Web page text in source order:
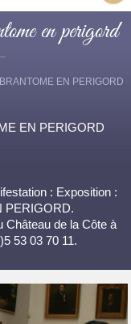
en perigord
EN PERIGORD
EN PERIGORD
: Exposition :
PERIGORD.
Château de la Côte à
53 03 70 11.